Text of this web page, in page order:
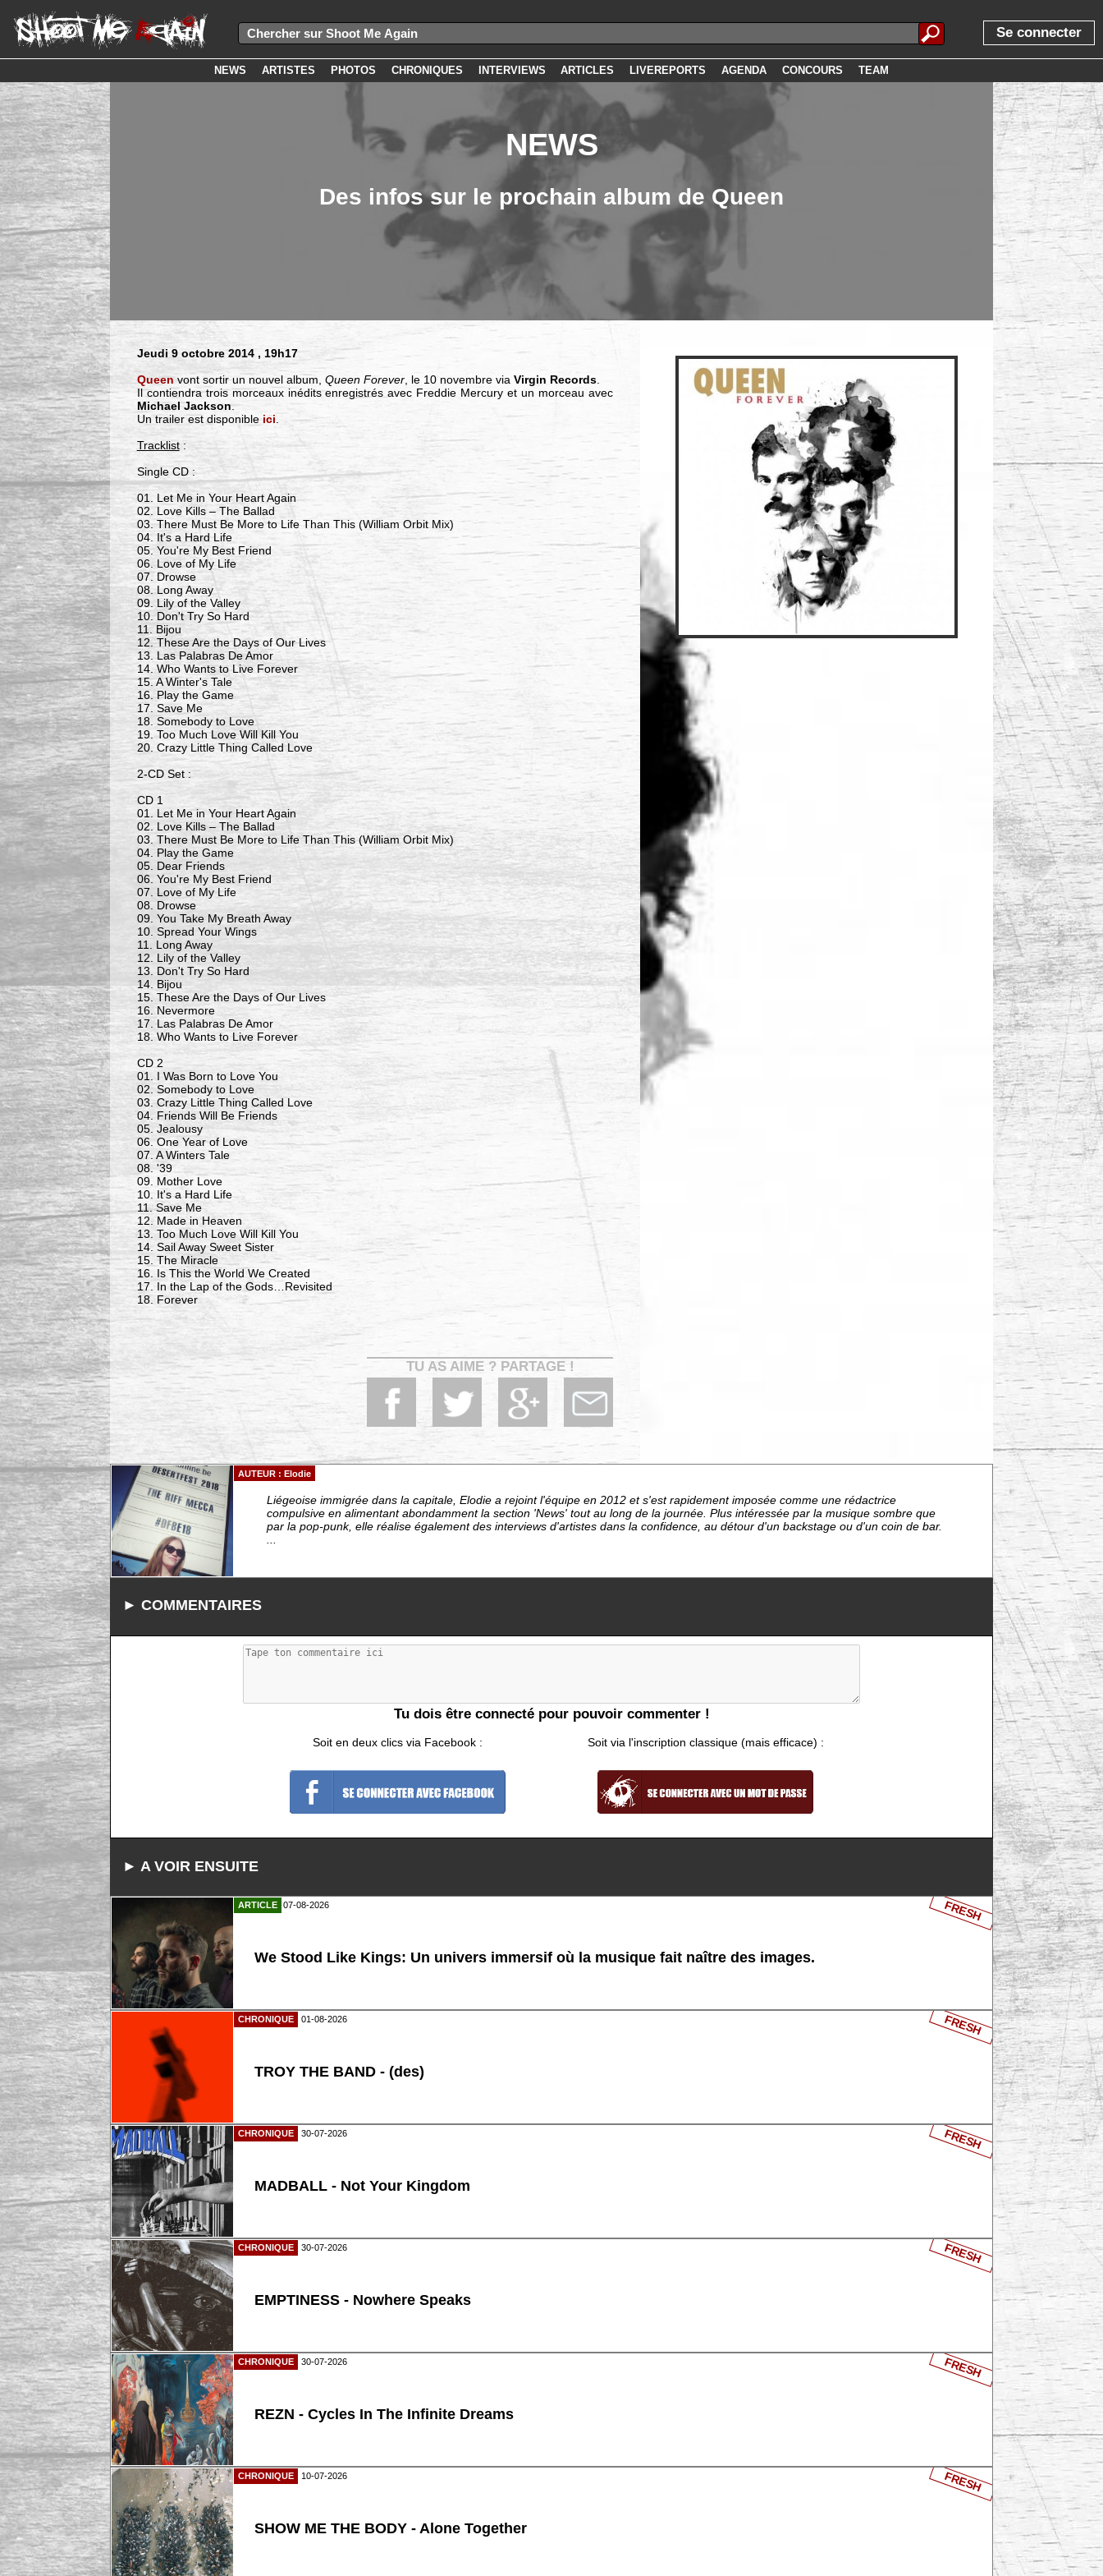
Se connecter
NEWS ARTISTES PHOTOS CHRONIQUES INTERVIEWS ARTICLES LIVEREPORTS AGENDA CONCOURS TEAM
NEWS
Des infos sur le prochain album de Queen
Jeudi 9 octobre 2014 , 19h17
Queen vont sortir un nouvel album, Queen Forever, le 10 novembre via Virgin Records.
Il contiendra trois morceaux inédits enregistrés avec Freddie Mercury et un morceau avec
Michael Jackson.
Un trailer est disponible ici.
Tracklist:
Single CD :
01. Let Me in Your Heart Again
02. Love Kills – The Ballad
03. There Must Be More to Life Than This (William Orbit Mix)
04. It's a Hard Life
05. You're My Best Friend
06. Love of My Life
07. Drowse
08. Long Away
09. Lily of the Valley
10. Don't Try So Hard
11. Bijou
12. These Are the Days of Our Lives
13. Las Palabras De Amor
14. Who Wants to Live Forever
15. A Winter's Tale
16. Play the Game
17. Save Me
18. Somebody to Love
19. Too Much Love Will Kill You
20. Crazy Little Thing Called Love
2-CD Set :
CD 1
01. Let Me in Your Heart Again
02. Love Kills – The Ballad
03. There Must Be More to Life Than This (William Orbit Mix)
04. Play the Game
05. Dear Friends
06. You're My Best Friend
07. Love of My Life
08. Drowse
09. You Take My Breath Away
10. Spread Your Wings
11. Long Away
12. Lily of the Valley
13. Don't Try So Hard
14. Bijou
15. These Are the Days of Our Lives
16. Nevermore
17. Las Palabras De Amor
18. Who Wants to Live Forever
CD 2
01. I Was Born to Love You
02. Somebody to Love
03. Crazy Little Thing Called Love
04. Friends Will Be Friends
05. Jealousy
06. One Year of Love
07. A Winters Tale
08. '39
09. Mother Love
10. It's a Hard Life
11. Save Me
12. Made in Heaven
13. Too Much Love Will Kill You
14. Sail Away Sweet Sister
15. The Miracle
16. Is This the World We Created
17. In the Lap of the Gods…Revisited
18. Forever
TU AS AIME ? PARTAGE !
AUTEUR : Elodie
Liégeoise immigrée dans la capitale, Elodie a rejoint l'équipe en 2012 et s'est rapidement imposée comme une rédactrice
compulsive en alimentant abondamment la section 'News' tout au long de la journée. Plus intéressée par la musique sombre que
par la pop-punk, elle réalise également des interviews d'artistes dans la confidence, au détour d'un backstage ou d'un coin de bar.
...
► COMMENTAIRES
Tu dois être connecté pour pouvoir commenter !
Soit en deux clics via Facebook : Soit via l'inscription classique (mais efficace) :
► A VOIR ENSUITE
ARTICLE 07-08-2026
We Stood Like Kings: Un univers immersif où la musique fait naître des images.
FRESH
CHRONIQUE 01-08-2026
TROY THE BAND - (des)
FRESH
CHRONIQUE 30-07-2026
MADBALL - Not Your Kingdom
FRESH
CHRONIQUE 30-07-2026
EMPTINESS - Nowhere Speaks
FRESH
CHRONIQUE 30-07-2026
REZN - Cycles In The Infinite Dreams
FRESH
CHRONIQUE 10-07-2026
SHOW ME THE BODY - Alone Together
FRESH